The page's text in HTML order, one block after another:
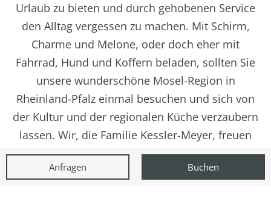
Urlaub zu bieten und durch gehobenen Service
den Alltag vergessen zu machen. Mit Schirm,
Charme und Melone, oder doch eher mit
Fahrrad, Hund und Koffern beladen, sollten Sie
unsere wunderschöne Mosel-Region in
Rheinland-Pfalz einmal besuchen und sich von
der Kultur und der regionalen Küche verzaubern
lassen. Wir, die Familie Kessler-Meyer, freuen
uns auf Ihren Besuch.
Anfragen Buchen